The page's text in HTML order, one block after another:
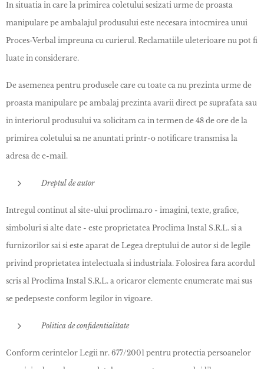
In situatia in care la primirea coletului sesizati urme de proasta
manipulare pe ambalajul produsului este necesara intocmirea unui
Proces-Verbal impreuna cu curierul. Reclamatiile uleterioare nu pot fi
luate in considerare.
De asemenea pentru produsele care cu toate ca nu prezinta urme de
proasta manipulare pe ambalaj prezinta avarii direct pe suprafata sau
in interiorul produsului va solicitam ca in termen de 48 de ore de la
primirea coletului sa ne anuntati printr-o notificare transmisa la
adresa de e-mail.
Dreptul de autor
Intregul continut al site-ului proclima.ro - imagini, texte, grafice,
simboluri si alte date - este proprietatea Proclima Instal S.R.L. si a
furnizorilor sai si este aparat de Legea dreptului de autor si de legile
privind proprietatea intelectuala si industriala. Folosirea fara acordul
scris al Proclima Instal S.R.L. a oricaror elemente enumerate mai sus
se pedepseste conform legilor in vigoare.
Politica de confidentialitate
Conform cerintelor Legii nr. 677/2001 pentru protectia persoanelor